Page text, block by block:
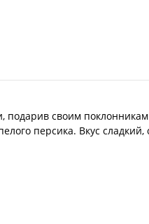
подарив своим
персика. Вкус сладкий,